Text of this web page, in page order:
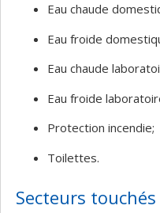
Eau chaude
Eau froide
Eau chaude
Eau froide
Protection incendie;
Toilettes.
Secteurs touchés